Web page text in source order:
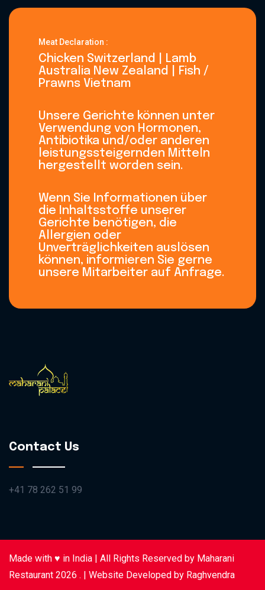
Meat Declaration :
Chicken Switzerland | Lamb
Australia New Zealand | Fish /
Prawns Vietnam
Unsere Gerichte können unter
Verwendung von Hormonen,
Antibiotika und/oder anderen
leistungssteigernden Mitteln
hergestellt worden sein.
Wenn Sie Informationen über
die Inhaltsstoffe unserer
Gerichte benötigen, die
Allergien oder
Unverträglichkeiten auslösen
können, informieren Sie gerne
unsere Mitarbeiter auf Anfrage.
Contact Us
+41 78 262 51 99
Made with ♥️ in India | All Rights Reserved by Maharani
Restaurant 2026 . | Website Developed by Raghvendra